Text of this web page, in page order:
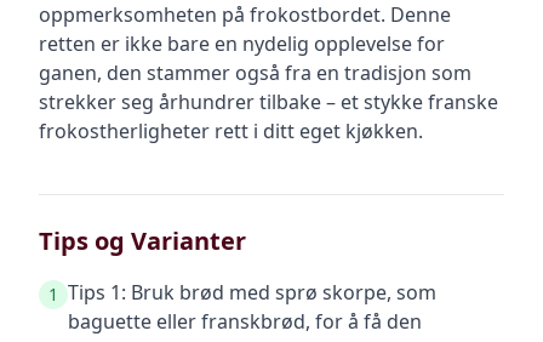
oppmerksomheten på frokostbordet. Denne
retten er ikke bare en nydelig opplevelse for
ganen, den stammer også fra en tradisjon som
strekker seg århundrer tilbake – et stykke franske
frokostherligheter rett i ditt eget kjøkken.
Tips og Varianter
1 Tips 1: Bruk brød med sprø skorpe, som
baguette eller franskbrød, for å få den